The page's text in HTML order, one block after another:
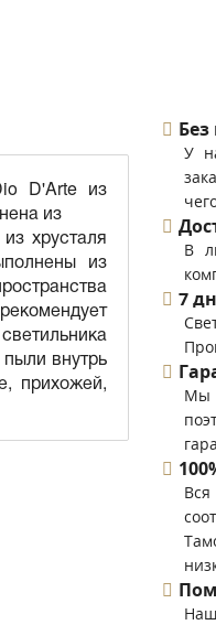
D'Arte из
из
хрусталя
из
внутрь
прихожей,
У
В
7
Мы